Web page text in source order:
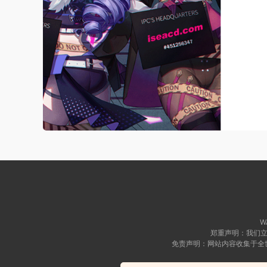
郑重声明：我们
免责声明：网站内容收集于